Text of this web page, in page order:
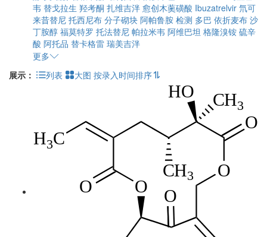
韦 替戈拉生 羟考酮 扎维吉泮 愈创木薁磺酸 Ibuzatrelvir 氘可
来昔替尼 托西尼布 分子砌块 阿帕鲁胺 检测 多巴 依折麦布 沙
丁胺醇 福莫特罗 托法替尼 帕拉米韦 阿维巴坦 格隆溴铵 硫辛
酸 阿托品 替卡格雷 瑞美吉泮
更多
展示：
列表 大图 按录入时间排序